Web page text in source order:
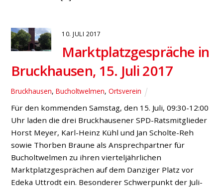
10. JULI 2017
Marktplatzgespräche in
Bruckhausen, 15. Juli 2017
Bruckhausen,Bucholtwelmen,Ortsverein
Für den kommenden Samstag, den 15. Juli, 09:30-12:00
Uhr laden die drei Bruckhausener SPD-Ratsmitglieder
Horst Meyer, Karl-Heinz Kühl und Jan Scholte-Reh
sowie Thorben Braune als Ansprechpartner für
Bucholtwelmen zu ihren vierteljährlichen
Marktplatzgesprächen auf dem Danziger Platz vor
Edeka Uttrodt ein. Besonderer Schwerpunkt der Juli-